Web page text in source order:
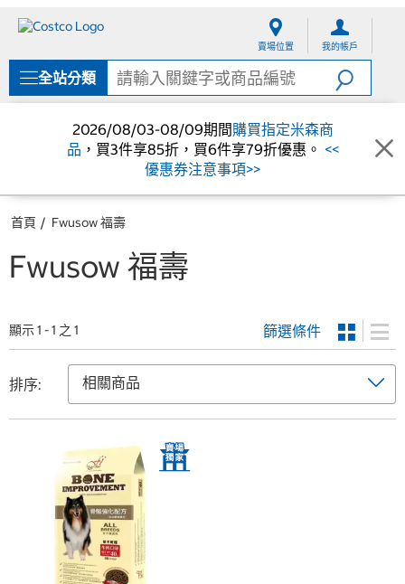
單
賣場位置 我的帳戶
全站分類
2026/08/03-08/09期間購買指定米森商
品 ，買3件享85折，買6件享79折優惠。 <<
優惠券注意事項>>
首頁 Fwusow 福壽
Fwusow 福壽
顯示 1 - 1 之 1 篩選條件
排序: